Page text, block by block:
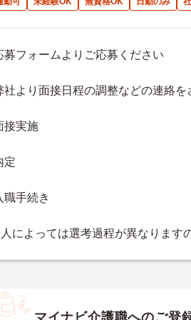
募フォームよりご応募ください
社より面接日程の調整などの連絡
接実施
定
職手続き
によっては選考過程が異なります